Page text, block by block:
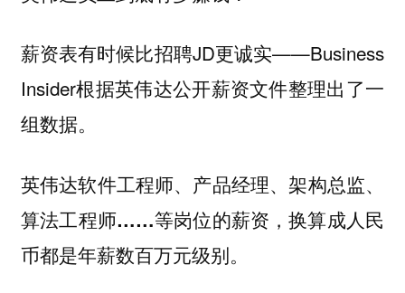
薪资表有时候比招聘JD更诚实——Business
Insider根据英伟达公开薪资文件整理出了一
组数据。
英伟达软件工程师、产品经理、架构总监、
算法工程师……等岗位的薪资，换算成人民
币都是年薪数百万元级别。